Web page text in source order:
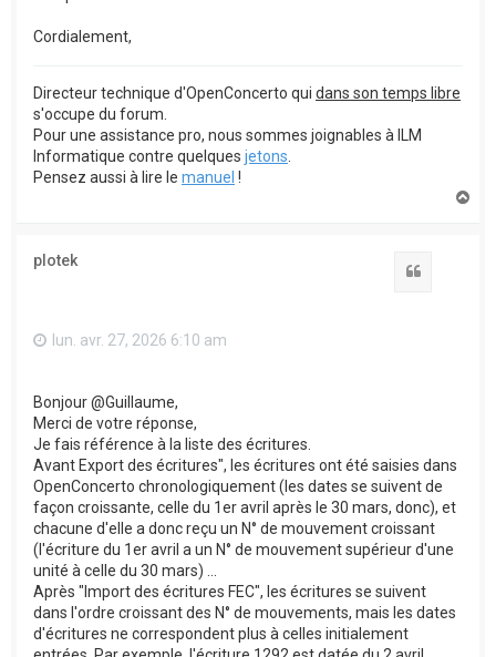
Cordialement,
Directeur technique d'OpenConcerto qui dans son temps libre
s'occupe du forum.
Pour une assistance pro, nous sommes joignables à ILM
Informatique contre quelques jetons
Pensez aussi à lire le manuel !
plotek
lun. avr. 27, 2026 6:10 am
Bonjour @Guillaume,
Merci de votre réponse,
Je fais référence à la liste des écritures.
Avant Export des écritures", les écritures ont été saisies dans
OpenConcerto chronologiquement (les dates se suivent de
façon croissante, celle du 1er avril après le 30 mars, donc), et
chacune d'elle a donc reçu un N° de mouvement croissant
(l'écriture du 1er avril a un N° de mouvement supérieur d'une
unité à celle du 30 mars) ...
Après "Import des écritures FEC", les écritures se suivent
dans l'ordre croissant des N° de mouvements, mais les dates
d'écritures ne correspondent plus à celles initialement